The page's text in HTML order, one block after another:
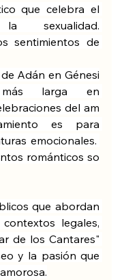
que celebra el
sexualidad.
sentimientos de
Adán en Génesi
larga en
del am
es para
emocionales.
románticos so
que abordan
legales,
de los Cantares"
y la pasión que